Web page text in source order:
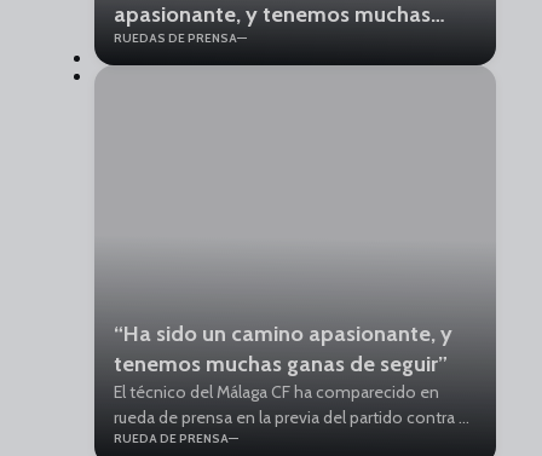
apasionante, y tenemos muchas
ganas de seguir”
RUEDAS DE PRENSA
“Ha sido un camino apasionante, y
tenemos muchas ganas de seguir”
El técnico del Málaga CF ha comparecido en
rueda de prensa en la previa del partido contra el
Real Zaragoza. “Hemos hecho una recta final de
RUEDA DE PRENSA